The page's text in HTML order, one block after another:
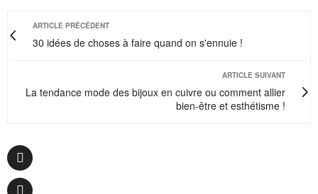
ARTICLE PRÉCÉDENT
30 idées de choses à faire quand on s'ennuie !
ARTICLE SUIVANT
La tendance mode des bijoux en cuivre ou comment allier
bien-être et esthétisme !